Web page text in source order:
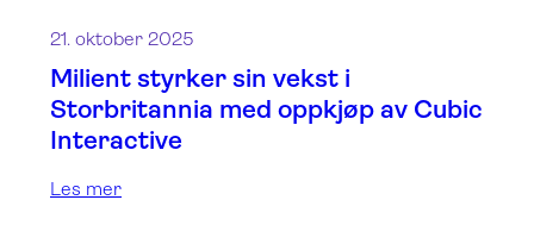
21. oktober 2025
Milient styrker sin vekst i
Storbritannia med oppkjøp av Cubic
Interactive
Les mer